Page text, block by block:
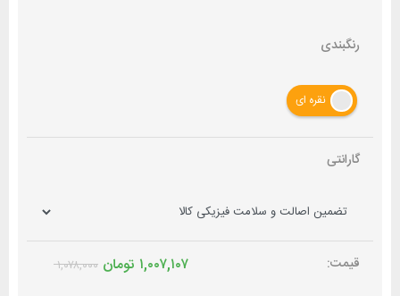
رنگبندی
نقره ای
گارانتی
۱,۰۷۸,۰۰۰ تومان ۱,۰۰۷,۱۰۷